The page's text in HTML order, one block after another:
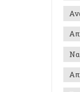
Γιώργος
Artificial
Ροζάβα/